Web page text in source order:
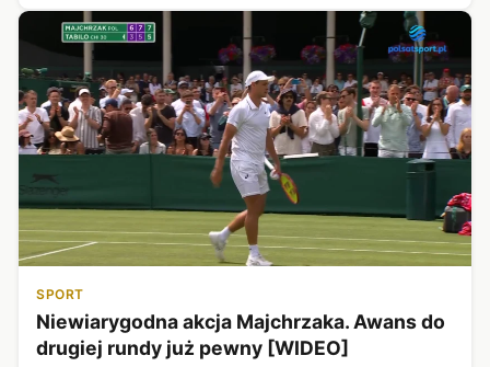
SPORT
Niewiarygodna akcja Majchrzaka. Awans do
drugiej rundy już pewny [WIDEO]